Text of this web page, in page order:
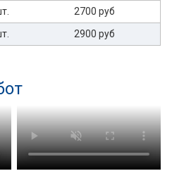
2700 руб
2900 руб